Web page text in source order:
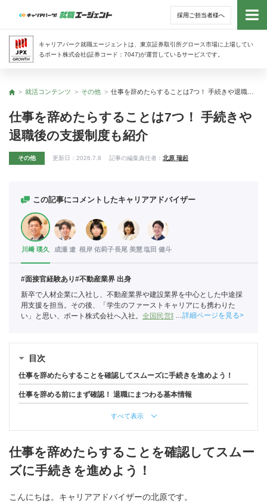
採用ご担当者様へ
キャリアパーク就職エージェントは、東京証券取引所グロース市場に上場してい
るポート株式会社(証券コード：7047)が運営しているサービスです。
トッ
トップ
就活コンテンツ その他
仕事を辞めたらすることは7つ！ 手続きや
退職後の支援制度も紹介
その他 更新日： 2026.7.8 記事の編集責任者： 北原 瑞起
この記事にコメントしたキャリアアドバイザー
川﨑 瑛久 成瀬 遼 根岸 佑莉子長尾 美慧塩田 健斗
#面接官経験あり#不動産業界 出身
新卒で人材企業に入社し、不動産業界や建設業界を中心とした中途採
用支援を担当。その後、「学生のファーストキャリアにも携わりた
い」と思い、ポート株式会社へ入社。 全国民営職業紹介事業協会職業
詳細ページを見る
目次
仕事を辞めたらすることを確認してスムーズに手続きを進めよう！
仕事を辞める前にまず確認！ 退職にまつわる基本情報
すべて表示
仕事を辞めたらすることを確認してスムー
ズに手続きを進めよう！
こんにちは。キャリアアドバイザーの北原です。